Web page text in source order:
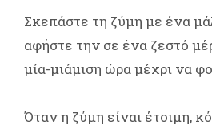
Σκεπάστε τη ζύμη με ένα
αφήστε την σε ένα ζεστό
μία-μιάμιση ώρα μέχρι να
Όταν η ζύμη είναι έτοιμη,